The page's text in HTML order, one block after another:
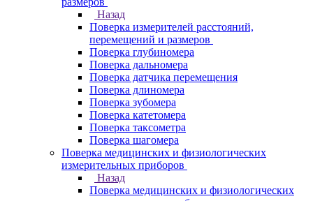
Назад
Поверка измерителей расстояний,
перемещений и размеров
Поверка глубиномера
Поверка дальномера
Поверка датчика перемещения
Поверка длиномера
Поверка зубомера
Поверка катетомера
Поверка таксометра
Поверка шагомера
Поверка медицинских и физиологических
измерительных приборов
Назад
Поверка медицинских и физиологических